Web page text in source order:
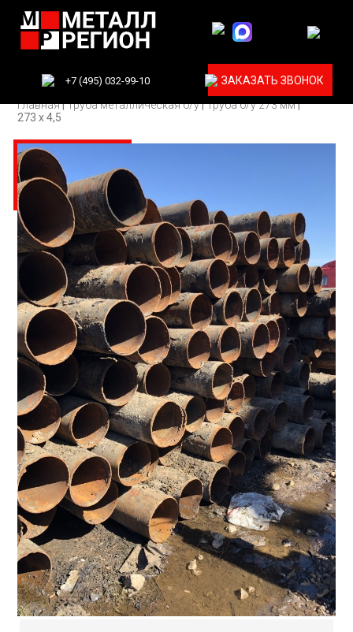
+7 (495) 032-99-10
ЗАКАЗАТЬ ЗВОНОК
Главная|Труба металлическая б/у|Труба б/у 273 мм|
273 х 4,5